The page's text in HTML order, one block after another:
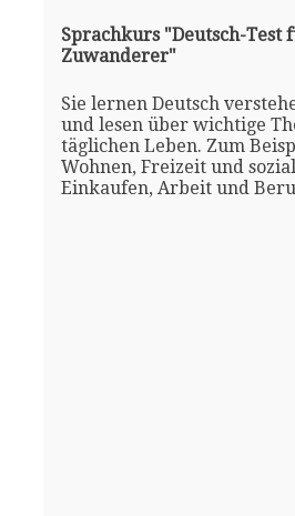
Sprachkurs "Deutsch-Test
Zuwanderer"
Sie lernen Deutsch
und lesen über wichtige
täglichen Leben. Zum
Wohnen, Freizeit und
Einkaufen, Arbeit und